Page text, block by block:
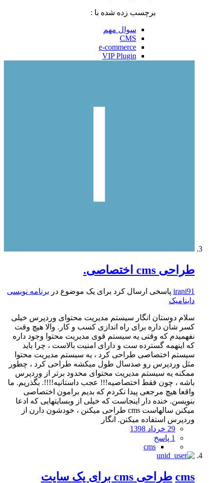
برچسب زده شده با :
سوال مهم
CMS
e-commerce
VIP Plugin
طراحی cms اختصاصی.
irani91 پاسخی ارسال کرد برای یک موضوع در برنامه نویسی
داینامیک
سلام دوستان انگار سیستم مدیریت محتوای وردپرس خیلی
کسر شاَن داره برای راه اندازی کسب و کار. والا هیچ وقت
نفهمیدم که وقتی یه سیستم قوی مدیریت محتوا وجود داره
که اینهمه گسترده ست و دارای امنیت بالاست ، چرا باید
سیستم اختصاصی طراحی کرد ، یه سیستم مدیریت محتوا
مثل وردپرس رو صدسال طول میکشه طراحی کرد ، چطور
ممکنه یه سیستم مدیریت محتوای محدود برتر از وردپرس
باشه ، چون فقط اختصاصیه!!! عجب داستانیه!!!!. بگذریم. ما
واقعا هیچ مرجعی پیدا نکردم که بدیم برامون اختصاصی
بنویسن. خنده دار اینجاست که خیلی از وبسایتهایی که ادعا
میکنن سالهاست cms طراحی میکنن ، خودشون دارن از
وردپرس استفاده میکنن. انگار
29 خرداد 1398
1 پاسخ
cms
cms طراحی cms برای یک سایت